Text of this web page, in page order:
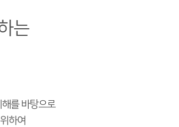
는
를 바탕으로
하여